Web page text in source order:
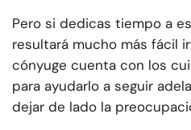
Pero si dedicas tiempo a
resultará mucho más fácil
cónyuge cuenta con los
para ayudarlo a seguir
dejar de lado la